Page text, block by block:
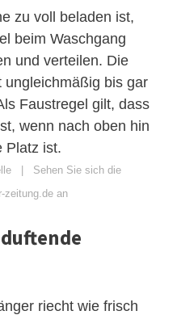
zu voll beladen ist,
beim Waschgang
und verteilen. Die
ungleichmäßig bis gar
Faustregel gilt, dass
wenn nach oben hin
Platz ist.
| Sehen Sie sich die
zeitung.de an
riecht wie frisch